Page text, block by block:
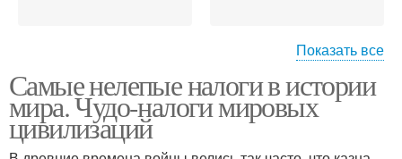
Налоги в японии Подоходный налог
Показать все
Самые нелепые налоги в истории
мира. Чудо-налоги мировых
цивилизаций